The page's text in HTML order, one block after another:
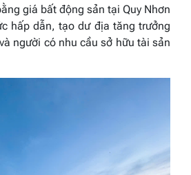
giá bất động sản tại Quy Nhơn
hấp dẫn, tạo dư địa tăng trưởng
người có nhu cầu sở hữu tài sản